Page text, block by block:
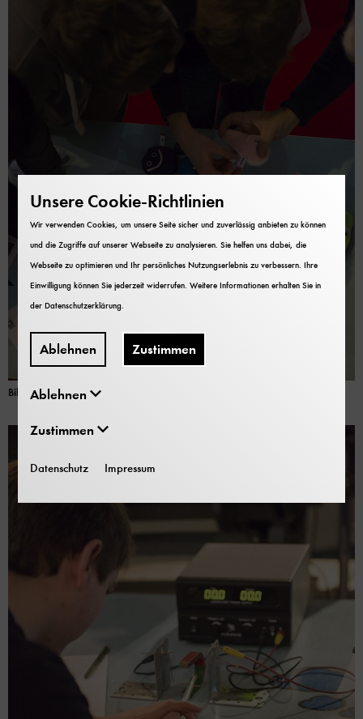
Bild: Deutsches Museum | Eleni Wittbrodt
Unsere Cookie-Richtlinien
Wir verwenden Cookies, um unsere Seite sicher und zuverlässig anbieten zu können
und die Zugriffe auf unserer Webseite zu analysieren. Sie helfen uns dabei, die
Webseite zu optimieren und Ihr persönliches Nutzungserlebnis zu verbessern. Ihre
Einwilligung können Sie jederzeit widerrufen. Weitere Informationen erhalten Sie in
derDatenschutzerklärung
Ablehnen Zustimmen
Ablehnen
Zustimmen
Datenschutz Impressum